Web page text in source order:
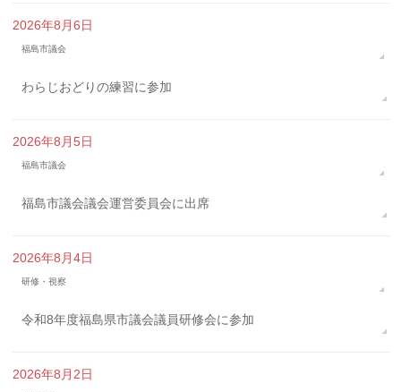
2026年8月6日
福島市議会
わらじおどりの練習に参加
2026年8月5日
福島市議会
福島市議会議会運営委員会に出席
2026年8月4日
研修・視察
令和8年度福島県市議会議員研修会に参加
2026年8月2日